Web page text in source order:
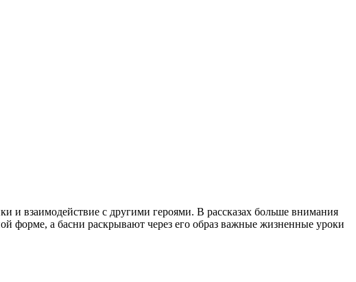
и взаимодействие с другими героями. В рассказах больше внимания
форме, а басни раскрывают через его образ важные жизненные уроки